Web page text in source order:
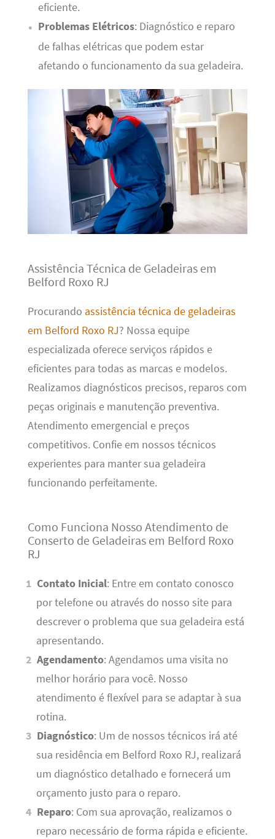
eficiente.
Problemas Elétricos: Diagnóstico e reparo
de falhas elétricas que podem estar
afetando o funcionamento da sua geladeira.
Assistência Técnica de Geladeiras em
Belford Roxo RJ
Procurando assistência técnica de geladeiras
em Belford Roxo RJ? Nossa equipe
especializada oferece serviços rápidos e
eficientes para todas as marcas e modelos.
Realizamos diagnósticos precisos, reparos com
peças originais e manutenção preventiva.
Atendimento emergencial e preços
competitivos. Confie em nossos técnicos
experientes para manter sua geladeira
funcionando perfeitamente.
Como Funciona Nosso Atendimento de
Conserto de Geladeiras em Belford Roxo
RJ
Contato Inicial: Entre em contato conosco
por telefone ou através do nosso site para
descrever o problema que sua geladeira está
apresentando.
Agendamento: Agendamos uma visita no
melhor horário para você. Nosso
atendimento é flexível para se adaptar à sua
rotina.
Diagnóstico: Um de nossos técnicos irá até
sua residência em Belford Roxo RJ, realizará
um diagnóstico detalhado e fornecerá um
orçamento justo para o reparo.
Reparo: Com sua aprovação, realizamos o
reparo necessário de forma rápida e eficiente.